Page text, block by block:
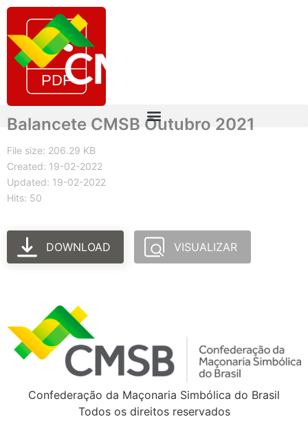
Balancete CMSB Outubro 2021
File size: 206.29 KB
Created: 19-02-2022
Updated: 19-02-2022
Hits: 50
DOWNLOAD VISUALIZAR
Confederação da Maçonaria Simbólica do Brasil
Todos os direitos reservados